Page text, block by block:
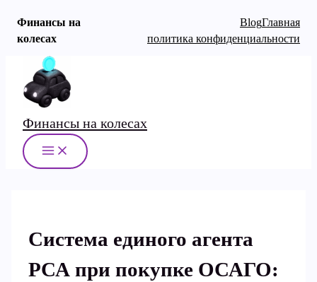
Финансы на
колесах
BlogГлавная
политика конфиденциальности
Перейти
содержимому
Финансы на колесах
MAIN
MENU
Система единого агента
РСА при покупке ОСАГО: